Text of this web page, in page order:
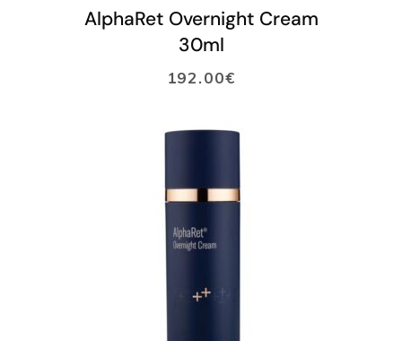
LISÄÄ OSTOSKORIIN
AlphaRet Overnight Cream
30ml
192.00€